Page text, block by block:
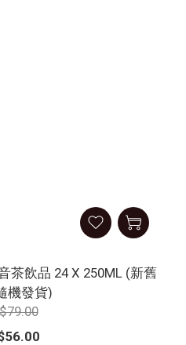
茶飲品 24 X 250ML (新舊
機發貨)